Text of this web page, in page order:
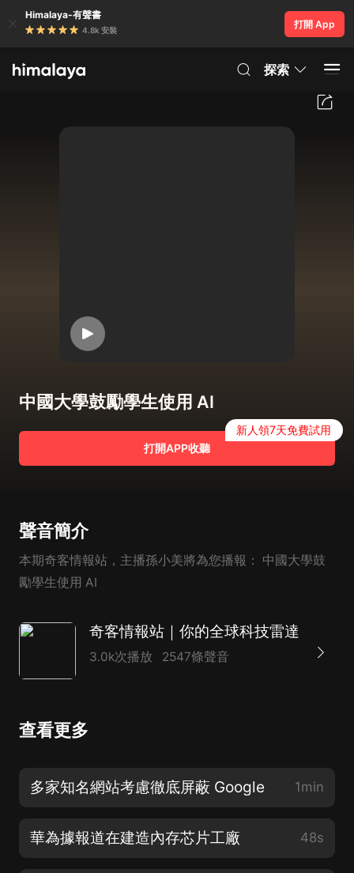
Himalaya-有聲書
4.8k 安裝
打開 App
探索
中國大學鼓勵學生使用 AI
打開APP收聽
新人領7天免費試用
聲音簡介
本期奇客情報站，主播孫小美將為您播報： 中國大學鼓
勵學生使用 AI
奇客情報站｜你的全球科技雷達
3.0k次播放 2547條聲音
查看更多
多家知名網站考慮徹底屏蔽 Google 1min
華為據報道在建造內存芯片工廠 48s